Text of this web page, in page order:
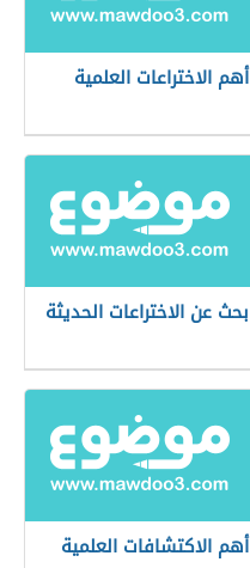
أهم الاختراعات العلمية
بحث عن الاختراعات الحديثة
أهم الاكتشافات العلمية